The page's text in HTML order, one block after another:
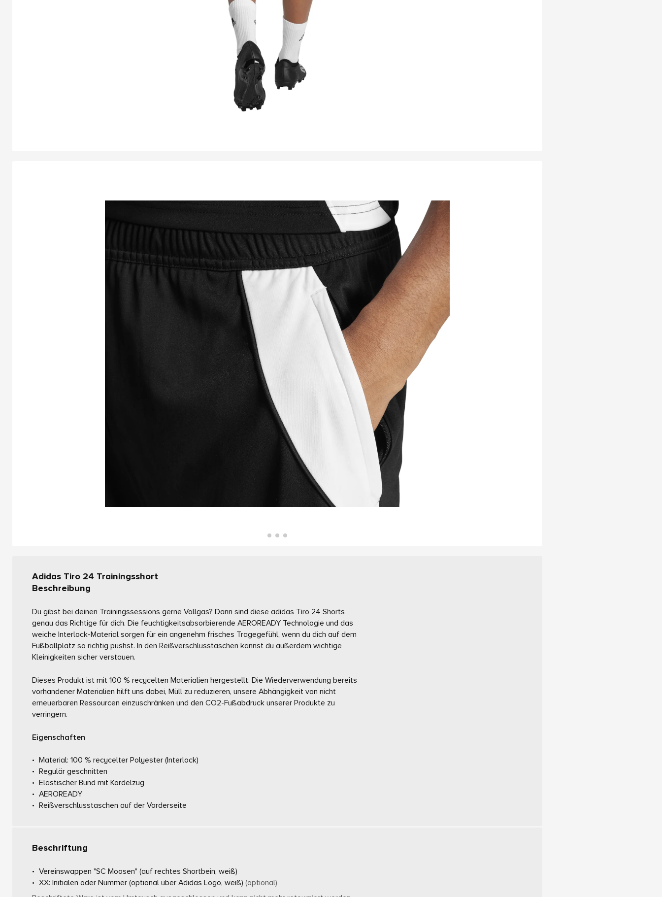
Adidas Tiro 24 Trainingsshort
Beschreibung
Du gibst bei deinen Trainingssessions gerne Vollgas? Dann sind diese adidas Tiro 24 Shorts
genau das Richtige für dich. Die feuchtigkeitsabsorbierende AEROREADY Technologie und das
weiche Interlock-Material sorgen für ein angenehm frisches Tragegefühl, wenn du dich auf dem
Fußballplatz so richtig pushst. In den Reißverschlusstaschen kannst du außerdem wichtige
Kleinigkeiten sicher verstauen.
Dieses Produkt ist mit 100 % recycelten Materialien hergestellt. Die Wiederverwendung bereits
vorhandener Materialien hilft uns dabei, Müll zu reduzieren, unsere Abhängigkeit von nicht
erneuerbaren Ressourcen einzuschränken und den CO2-Fußabdruck unserer Produkte zu
verringern.
Eigenschaften
Material: 100 % recycelter Polyester (Interlock)
Regulär geschnitten
Elastischer Bund mit Kordelzug
AEROREADY
Reißverschlusstaschen auf der Vorderseite
Beschriftung
Vereinswappen "SC Moosen"(auf rechtes Shortbein, weiß)
XX: Initialen oder Nummer(optional über Adidas Logo, weiß) (optional)